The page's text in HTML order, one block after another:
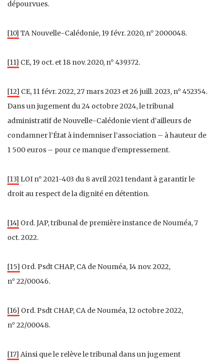
dépourvues.
[10] TA Nouvelle-Calédonie, 19 févr. 2020, n° 2000048.
[11] CE, 19 oct. et 18 nov. 2020, n° 439372.
[12] CE, 11 févr. 2022, 27 mars 2023 et 26 juill. 2023, n° 452354.
Dans un jugement du 24 octobre 2024, le tribunal
administratif de Nouvelle-Calédonie vient d’ailleurs de
condamner l’État à indemniser l’association – à hauteur de
1 500 euros – pour ce manque d’empressement.
[13] LOI n° 2021-403 du 8 avril 2021 tendant à garantir le
droit au respect de la dignité en détention.
[14] Ord. JAP, tribunal de première instance de Nouméa, 7
oct. 2022.
[15] Ord. Psdt CHAP, CA de Nouméa, 14 nov. 2022,
n° 22/00046.
[16] Ord. Psdt CHAP, CA de Nouméa, 12 octobre 2022,
n° 22/00048.
[17] Ainsi que le relève le tribunal dans un jugement